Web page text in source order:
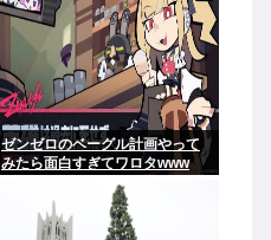
ゼンゼロのベーグル計画やって
みたら面白すぎてワロタwww